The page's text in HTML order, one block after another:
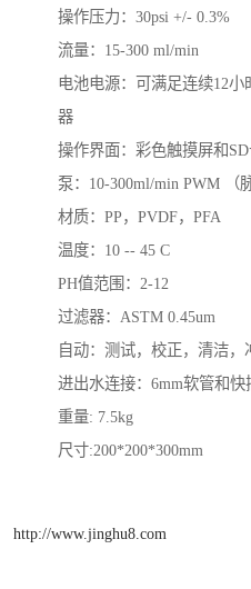
操作压力：30psi +/- 0.3%
流量：15-300 ml/min
电池电源：可满足连续12
器
操作界面：彩色触摸屏和
泵：10-300ml/min PWM （
材质：PP，PVDF，PFA
温度：10 -- 45 C
PH值范围：2-12
过滤器：ASTM 0.45um
自动：测试，校正，清洁，
进出水连接：6mm软管和快
重量: 7.5kg
尺寸:200*200*300mm
http://www.jinghu8.com